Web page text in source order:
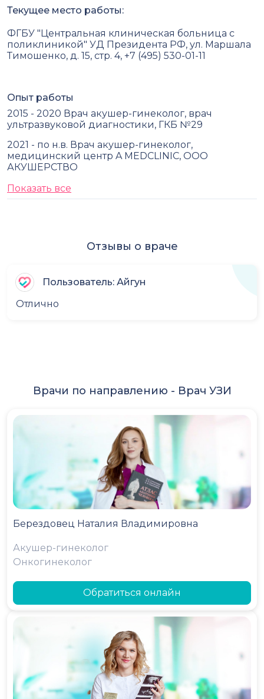
Текущее место работы:
ФГБУ "Центральная клиническая больница с
поликлиникой" УД Президента РФ, ул. Маршала
Тимошенко, д. 15, стр. 4, +7 (495) 530-01-11
Опыт работы
2015 - 2020 Врач акушер-гинеколог, врач
ультразвуковой диагностики, ГКБ №29
2021 - по н.в. Врач акушер-гинеколог,
медицинский центр A MEDCLINIC, ООО
АКУШЕРСТВО
Показать все
Отзывы о враче
Пользователь: Айгун
Отлично
Врачи по направлению - Врач УЗИ
Берездовец Наталия Владимировна
Акушер-гинеколог
Онкогинеколог
Обратиться онлайн